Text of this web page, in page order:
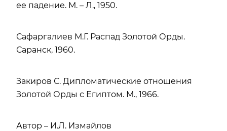
ее падение. М. – Л., 1950.
Сафаргалиев М.Г. Распад Золотой Орды.
Саранск, 1960.
Закиров С. Дипломатические отношения
Золотой Орды с Египтом. М., 1966.
Автор – И.Л. Измайлов